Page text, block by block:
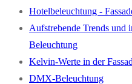
Hotelbeleuchtung -
Aufstrebende Trends
Beleuchtung
Kelvin-Werte in der
DMX-Beleuchtung